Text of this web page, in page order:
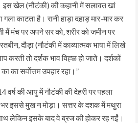
इस खेल (नौटंकी) की कहानी में सलावत खां
काटता है। रानी हाड़ा दहाड़ मार-मार कर
मैं मंच पर अपने सर को, शरीर को जमीन पर
दौड़ा (नौटंकी में काव्यात्मक भाषा में लिखे
करती तो दर्शक भाव विह्ळ हो जाते। दर्शकों
का सर्वोत्तम उपहार रहा।”
की आयु में नौटंकी की देहरी पर पहला
इससे मुख न मोड़ा। सत्तर के दशक में मथुरा
लेकिन इसके बाद वे ब्रज की होकर रह गईं।